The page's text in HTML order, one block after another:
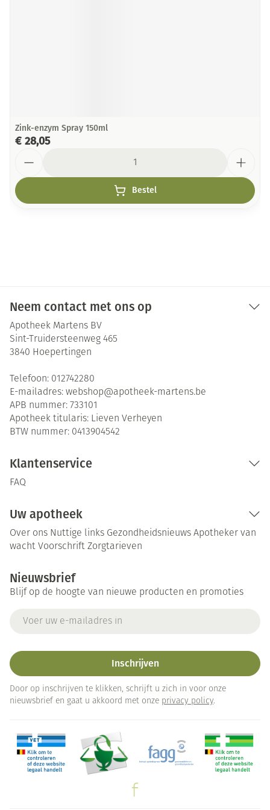
Zink-enzym Spray 150ml
€ 28,05
Bestel
Neem contact met ons op
Apotheek Martens BV
Sint-Truidersteenweg 465
3840 Hoepertingen
Telefoon: 012742280
E-mailadres: webshop@apotheek-martens.be
APB nummer: 733101
Apotheek titularis: Lieven Verheyen
BTW nummer: 0413904542
Klantenservice
FAQ
Uw apotheek
Over ons Nuttige links Gezondheidsnieuws Apotheker van
wacht Voorschrift Zorgtarieven
Nieuwsbrief
Blijf op de hoogte van nieuwe producten en promoties
Inschrijven
Door op inschrijven te klikken, schrijft u zich in voor onze
nieuwsbrief en gaat u akkoord met onze privacy policy.